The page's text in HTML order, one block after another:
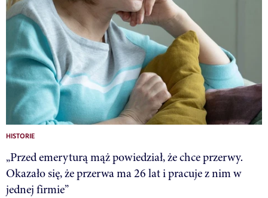
HISTORIE
„Przed emeryturą mąż powiedział, że chce przerwy.
Okazało się, że przerwa ma 26 lat i pracuje z nim w
jednej firmie”